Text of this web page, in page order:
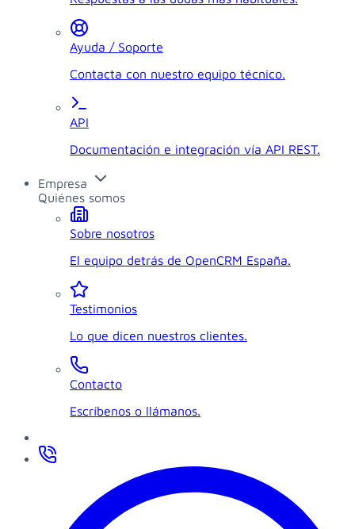
Ayuda / Soporte
Contacta con nuestro equipo técnico.
API
Documentación e integración vía API REST.
Empresa
Quiénes somos
Sobre nosotros
El equipo detrás de OpenCRM España.
Testimonios
Lo que dicen nuestros clientes.
Contacto
Escríbenos o llámanos.